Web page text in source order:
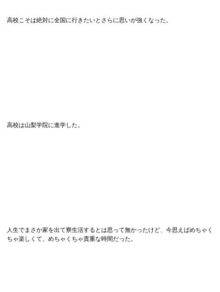
高校こそは絶対に全国に行きたいとさらに思いが強くなった。
高校は山梨学院に進学した。
人生でまさか家を出て寮生活するとは思って無かったけど、今思えばめちゃく
ちゃ楽しくて、めちゃくちゃ貴重な時間だった。